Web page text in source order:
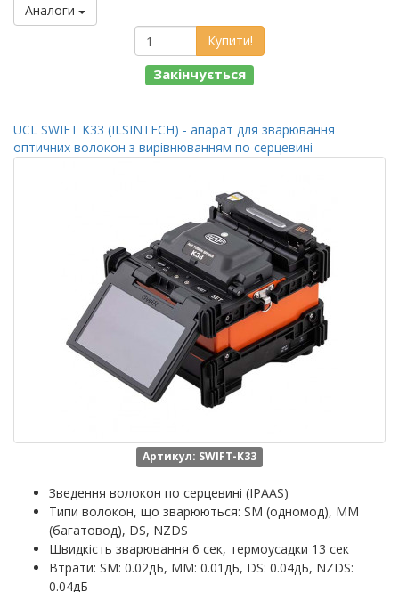
Аналоги
Купити!
Закінчується
UCL SWIFT K33 (ILSINTECH) - апарат для зварювання
оптичних волокон з вирівнюванням по серцевині
Артикул: SWIFT-K33
Зведення волокон по серцевині (IPAAS)
Типи волокон, що зварюються: SM (одномод), MM
(багатовод), DS, NZDS
Швидкість зварювання 6 сек, термоусадки 13 сек
Втрати: SM: 0.02дБ, MM: 0.01дБ, DS: 0.04дБ, NZDS:
0.04дБ